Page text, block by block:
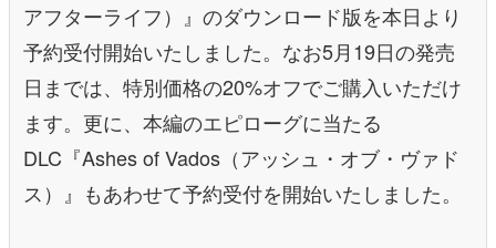
アフターライフ）』のダウンロード版を本日より
予約受付開始いたしました。なお5月19日の発売
日までは、特別価格の20%オフでご購入いただけ
ます。更に、本編のエピローグに当たる
DLC『Ashes of Vados（アッシュ・オブ・ヴァド
ス）』もあわせて予約受付を開始いたしました。